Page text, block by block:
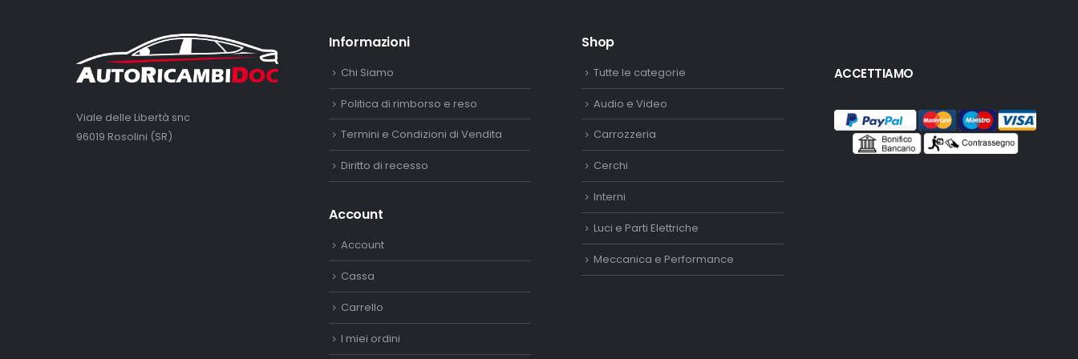
Viale delle Libertà snc
96019 Rosolini (SR)
Informazioni
Chi Siamo
Politica di rimborso e reso
Termini e Condizioni di Vendita
Diritto di recesso
Account
Account
Cassa
Carrello
I miei ordini
Shop
Tutte le categorie
Audio e Video
Carrozzeria
Cerchi
Interni
Luci e Parti Elettriche
Meccanica e Performance
ACCETTIAMO